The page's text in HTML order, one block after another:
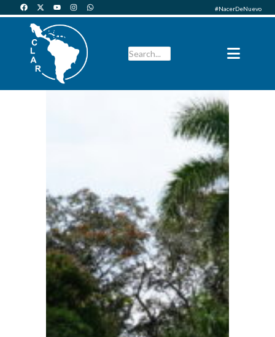
#NacerDeNuevo